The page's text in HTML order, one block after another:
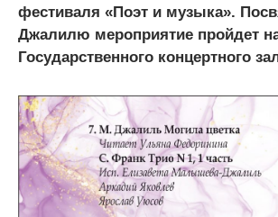
фестиваля «Поэт и музыка».
Джалилю мероприятие пройдет
Государственного концертного